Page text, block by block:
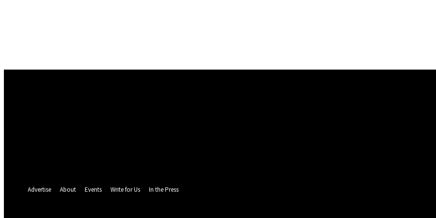
Advertise About Events Write for Us In the Press